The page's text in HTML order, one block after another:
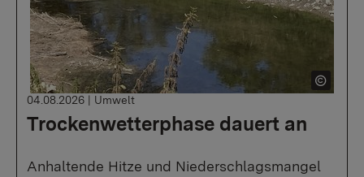
Trockenwetterphase dauert an
04.08.2026 | Umwelt
Anhaltende Hitze und Niederschlagsmangel